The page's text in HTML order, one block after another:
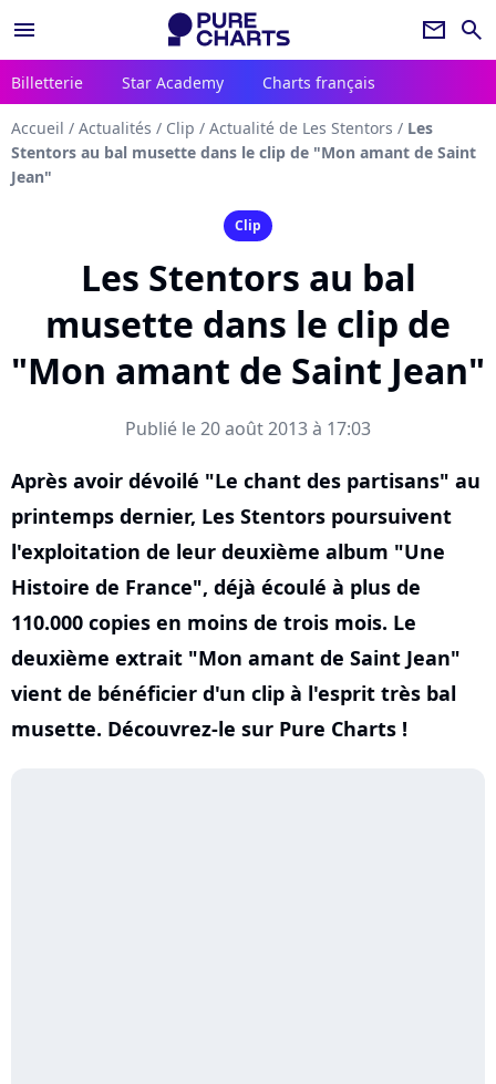
menu newsletter search
Billetterie Star Academy Charts français
Accueil / Actualités / Clip / Actualité de Les Stentors / Les
Stentors au bal musette dans le clip de "Mon amant de Saint
Jean"
Clip
Les Stentors au bal
musette dans le clip de
"Mon amant de Saint Jean"
Publié le 20 août 2013 à 17:03
Après avoir dévoilé "Le chant des partisans" au
printemps dernier, Les Stentors poursuivent
l'exploitation de leur deuxième album "Une
Histoire de France", déjà écoulé à plus de
110.000 copies en moins de trois mois. Le
deuxième extrait "Mon amant de Saint Jean"
vient de bénéficier d'un clip à l'esprit très bal
musette. Découvrez-le sur Pure Charts !